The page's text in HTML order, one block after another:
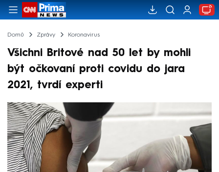
Domů Zprávy Koronavirus
Všichni Britové nad 50 let by mohli
být očkovaní proti covidu do jara
2021, tvrdí experti